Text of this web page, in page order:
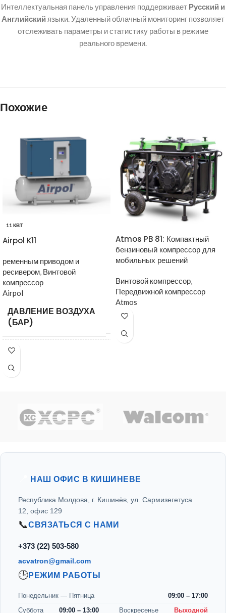
Интеллектуальная панель управления поддерживает Русский и
Английский языки. Удаленный облачный мониторинг позволяет
отслеживать параметры и статистику работы в режиме
реального времени.
Похожие
11 КВТ
Airpol K11
ременным приводом и
ресивером Винтовой
компрессор
Airpol
ДАВЛЕНИЕ ВОЗДУХА
(БАР)
10,
НА ВЫХОДЕ (Л/МИН)
МОЩНОСТЬ (КВТ) 11 кВт
ДЛИНА (ММ) 1912
ШИРИНА (ММ)
ВЫСОТА (ММ)
ВЫХОДНОЙ РАЗЪЁМ
Atmos PB 81: Компактный
бензиновый компрессор для
мобильных решений
Винтовой компрессор,
Передвижной компрессор
Atmos
НАШ ОФИС В КИШИНЕВЕ
Республика Молдова, г. Кишинёв, ул. Сармизегетуса
12, офис 129
📞СВЯЗАТЬСЯ С НАМИ
+373 (22) 503-580
acvatron@gmail.com
🕒РЕЖИМ РАБОТЫ
Понедельник — Пятница
09:00 – 17:00
Суббота
09:00 – 13:00 Воскресенье Выходной